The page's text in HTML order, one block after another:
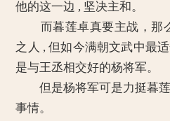
他的这一边 , 坚决主和。
而暮莲卓真要主战，那
之人 , 但如今满朝文武中最
是与王丞相交好的杨将军。
但是杨将军可是力挺暮莲
事情。